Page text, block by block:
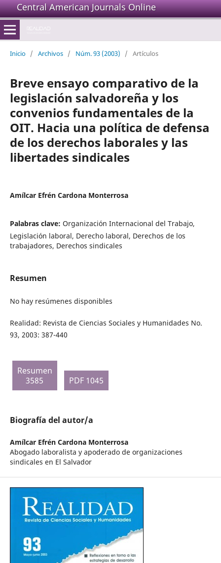
Central American Journals Online
Inicio / Archivos / Núm. 93 (2003) / Artículos
Breve ensayo comparativo de la
legislación salvadoreña y los
convenios fundamentales de la
OIT. Hacia una política de defensa
de los derechos laborales y las
libertades sindicales
Amílcar Efrén Cardona Monterrosa
Palabras clave: Organización Internacional del Trabajo,
Legislación laboral, Derecho laboral, Derechos de los
trabajadores, Derechos sindicales
Resumen
No hay resúmenes disponibles
Realidad: Revista de Ciencias Sociales y Humanidades No.
93, 2003: 387-440
Resumen
3585
PDF 1045
Biografía del autor/a
Amílcar Efrén Cardona Monterrosa
Abogado laboralista y apoderado de organizaciones
sindicales en El Salvador